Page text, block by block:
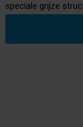
speciale grijze